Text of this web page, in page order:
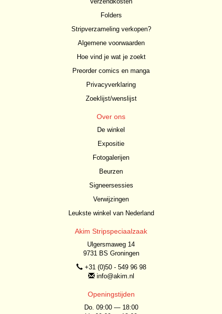
Folders
Stripverzameling verkopen?
Algemene voorwaarden
Hoe vind je wat je zoekt
Preorder comics en manga
Privacyverklaring
Zoeklijst/wenslijst
Over ons
De winkel
Expositie
Fotogalerijen
Beurzen
Signeersessies
Verwijzingen
Leukste winkel van Nederland
Akim Stripspeciaalzaak
Ulgersmaweg 14
9731 BS Groningen
+31 (0)50 - 549 96 98
info@akim.nl
Openingstijden
Do. 09:00 — 18:00